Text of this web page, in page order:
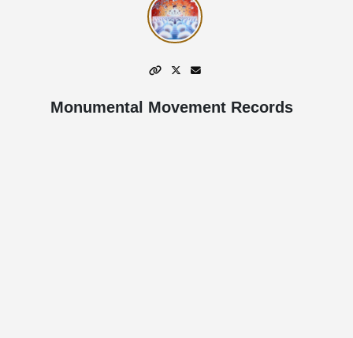
Monumental Movement Records